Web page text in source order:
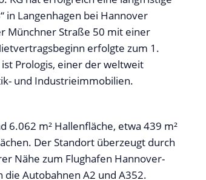
in Langenhagen bei Hannover
Münchner Straße 50 mit einer
erfolgte zum 1.
Prologis, einer der weltweit
und Industrieimmobilien.
6.062 m² Hallenfläche, etwa 439 m²
Der Standort überzeugt durch
Nähe zum Flughafen Hannover-
die Autobahnen A2 und A352.